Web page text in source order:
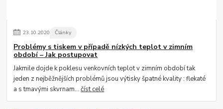
23.10.2020 Články
Problémy s tiskem v případě nízkých teplot v zimním
období – Jak postupovat
Jakmile dojde k poklesu venkovních teplot v zimním období tak
jeden z nejběžnějších problémů jsou výtisky špatné kvality : flekaté
a s tmavými skvrnam...číst celé